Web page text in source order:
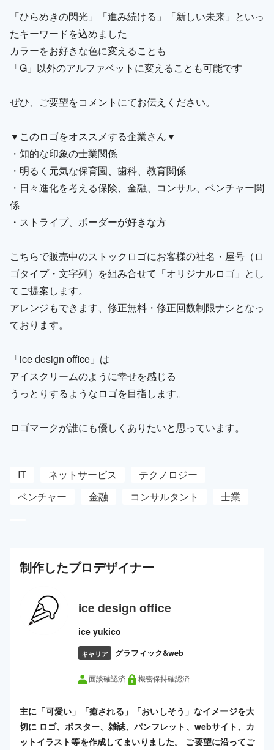
「ひらめきの閃光」「進み続ける」「新しい未来」といっ
たキーワードを込めました
カラーをお好きな色に変えることも
「G」以外のアルファベットに変えることも可能です
ぜひ、ご要望をコメントにてお伝えください。
▼このロゴをオススメする企業さん▼
・知的な印象の士業関係
・明るく元気な保育園、歯科、教育関係
・日々進化を考える保険、金融、コンサル、ベンチャー関
係
・ストライプ、ボーダーが好きな方
こちらで販売中のストックロゴにお客様の社名・屋号（ロ
ゴタイプ・文字列）を組み合せて「オリジナルロゴ」とし
てご提案します。
アレンジもできます、修正無料・修正回数制限ナシとなっ
ております。
「ice design office」は
アイスクリームのように幸せを感じる
うっとりするようなロゴを目指します。
ロゴマークが誰にも優しくありたいと思っています。
IT ネットサービス
テクノロジー
ベンチャー
金融 コンサルタント 士業
制作したプロデザイナー
ice design office
ice yukico
キャリア グラフィック&web
面談確認済 機密保持確認済
主に「可愛い」「癒される」「おいしそう」なイメージを大
切に ロゴ、ポスター、雑誌、パンフレット、webサイト、カ
ットイラスト等を作成してまいりました。 ご要望に沿ってご